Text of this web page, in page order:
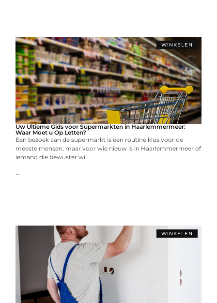
WINKELEN
Uw Ultieme Gids voor Supermarkten in Haarlemmermeer:
Waar Moet u Op Letten?
Een bezoek aan de supermarkt is een routine klus voor de
meeste mensen, maar voor wie nieuw is in Haarlemmermeer of
iemand die bewuster wil
...
WINKELEN